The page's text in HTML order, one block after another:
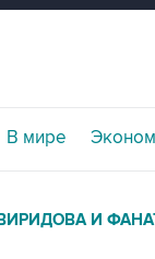
В мире
И